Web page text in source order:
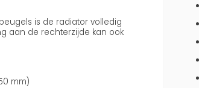
is de radiator volledig
aan de rechterzijde kan ook
mm)